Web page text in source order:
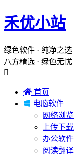
禾优小站
绿色软件 · 纯净之选
八方精选 · 绿色无忧

 首页
 电脑软件
网络浏览
上传下载
办公软件
阅读翻译